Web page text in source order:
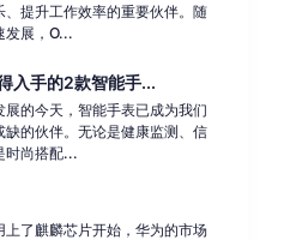
、提升工作效率的重要伙伴。随
发展，O...
入手的2款智能手...
展的今天，智能手表已成为我们
缺的伙伴。无论是健康监测、信
时尚搭配...
上了麒麟芯片开始，华为的市场